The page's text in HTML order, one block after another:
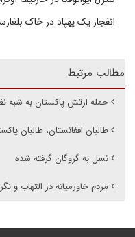
انفجار یک پهپاد در خاک
مطالب مرتبط
حمله ارتش پاکستان به شبه
طالبان افغانستان، طالبان
نسل به گروگان گرفته شده
مردم خاورمیانه در التهاب و